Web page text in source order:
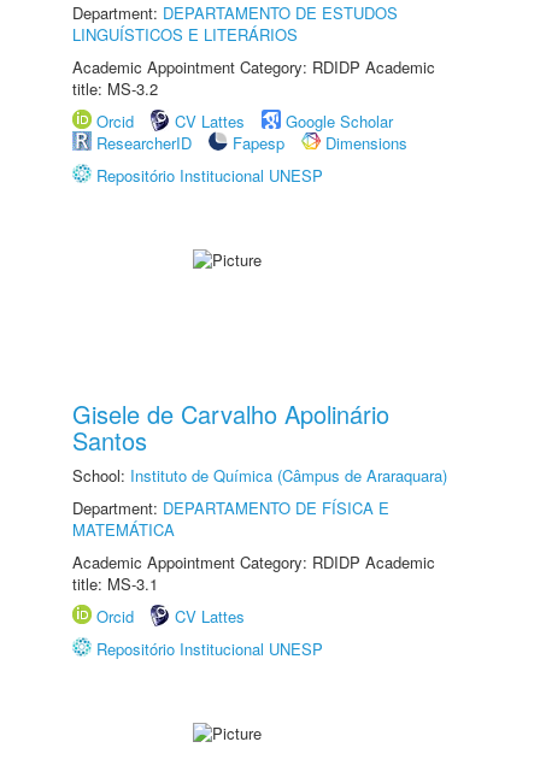
Department: DEPARTAMENTO DE ESTUDOS
LINGUÍSTICOS E LITERÁRIOS
Academic Appointment Category: RDIDP Academic
title: MS-3.2
Orcid
CV Lattes
Google Scholar
ResearcherID
Fapesp
Dimensions
Repositório Institucional UNESP
Gisele de Carvalho Apolinário
Santos
School: Instituto de Química (Câmpus de Araraquara)
Department: DEPARTAMENTO DE FÍSICA E
MATEMÁTICA
Academic Appointment Category: RDIDP Academic
title: MS-3.1
Orcid
CV Lattes
Repositório Institucional UNESP